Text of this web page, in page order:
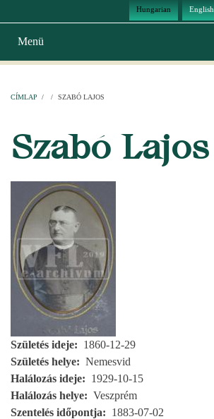
Hungarian English
Main
navigation
Menü
CÍMLAP / / SZABÓ LAJOS
Szabó Lajos
Születés ideje
1860-12-29
Születés helye
Nemesvid
Halálozás ideje
1929-10-15
Halálozás helye
Veszprém
Szentelés időpontja
1883-07-02